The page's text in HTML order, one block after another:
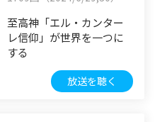
至高神「エル・カンター
レ信仰」が世界を一つに
する
放送を聴く